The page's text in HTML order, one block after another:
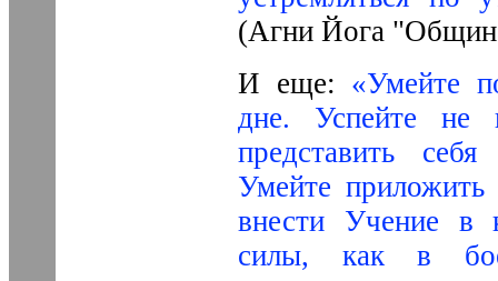
(Агни Йога
И еще: «Умейте
дне. Успейте не
представить
Умейте
внести Учение в
силы, как в